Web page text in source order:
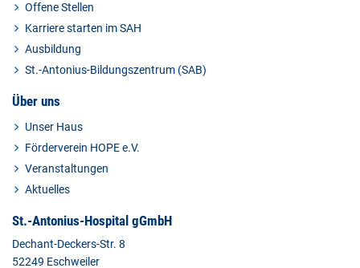
Offene Stellen
Karriere starten im SAH
Ausbildung
St.-Antonius-Bildungszentrum (SAB)
Über uns
Unser Haus
Förderverein HOPE e.V.
Veranstaltungen
Aktuelles
St.-Antonius-Hospital gGmbH
Dechant-Deckers-Str. 8
52249 Eschweiler